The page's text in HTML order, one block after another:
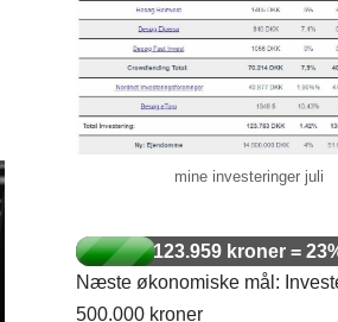
mine investeringer juli
123.959 kroner =
Næste økonomiske mål:
500.000 kroner